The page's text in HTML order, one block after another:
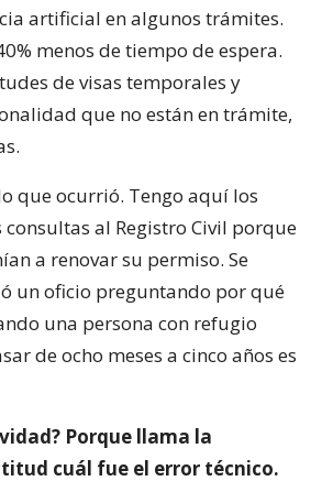
artificial en algunos trámites.
menos de tiempo de espera.
de visas temporales y
que no están en trámite,
que ocurrió. Tengo aquí los
al Registro Civil porque
a renovar su permiso. Se
un oficio preguntando por qué
una persona con refugio
de ocho meses a cinco años es
Porque llama la
cuál fue el error técnico.